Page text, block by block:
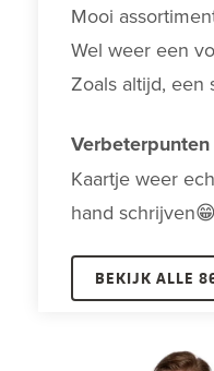
Mooi
Wel weer een
Zoals altijd, een
Kaartje weer
hand schrijven😁
BEKIJK ALLE